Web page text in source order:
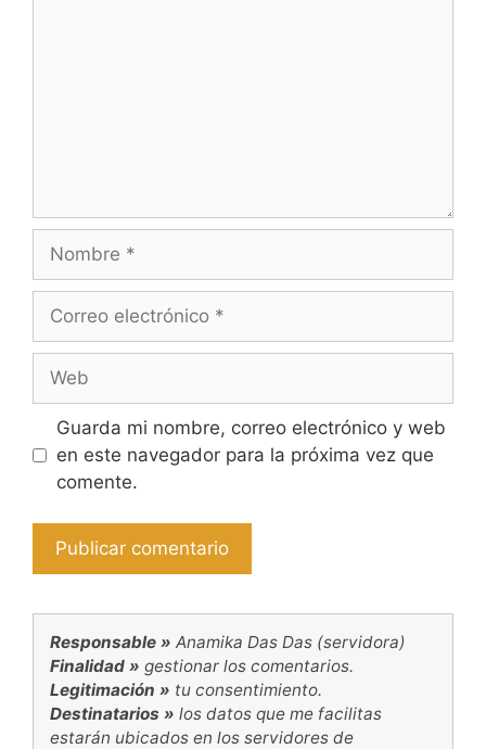
electrónico
Guarda mi nombre, correo electrónico y web
en este navegador para la próxima vez que
comente.
Responsable » Anamika Das Das (servidora)
Finalidad » gestionar los comentarios.
Legitimación » tu consentimiento.
Destinatarios » los datos que me facilitas
estarán ubicados en los servidores de